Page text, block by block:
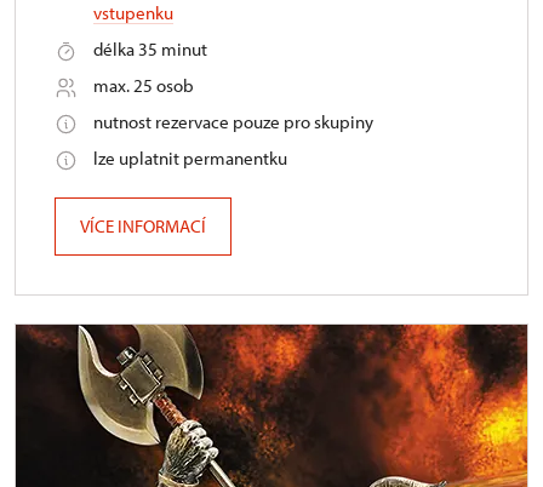
vstupenku
délka 35 minut
max. 25 osob
nutnost rezervace pouze pro skupiny
lze uplatnit permanentku
VÍCE INFORMACÍ